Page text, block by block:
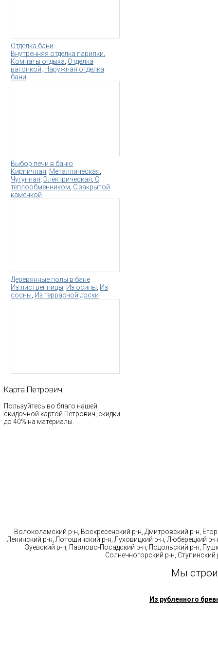
Отделка бани
Внутренняя отделка парилки,
Комнаты отдыха, Отделка
вагонкой, Наружная отделка
бани
Выбор печи в баню
Кирпичная, Металлическая,
Чугунная, Электрическая, С
теплообменником, С закрытой
каменкой
Деревянные полы в бане
Из лиственницы, Из осины, Из
сосны, Из террасной доски
Карта Петрович:
Пользуйтесь во благо нашей
скидочной картой Петрович, скидки
до 40% на материалы.
Волоколамский р-н, Воскресенский р-н, Дмитровский р-н,
Ленинский р-н, Лотошинский р-н, Луховицкий р-н, Люберецкий
Зуевский р-н, Павлово-Посадский р-н, Подольский р-н,
Солнечногорский р-н,
Мы
Из рубленного